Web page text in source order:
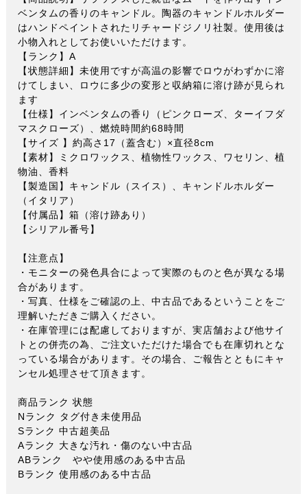
ベンタムの香りのキャンドル。陶器のキャンドルホルダー
はハンドペイントされたリチャードジノリ社製。使用後は
小物入れとしてお使いいただけます。
【ランク】A
【状態詳細】未使用ですが高温の影響でロウがわずかに溶
けてしまい、ロウに多少の変形と収納箱に溶け跡が見られ
ます
【仕様】インベンタムの香り（ピンクローズ、ターイフダ
マスクローズ）、燃焼時間約68時間
【サイズ 】約高さ17（蓋含む）×直径8cm
【素材】ミクロワックス、植物性ワックス、ワセリン、植
物油、香料
【製造国】キャンドル（スイス）、キャンドルホルダー
（イタリア）
【付属品】箱（溶け跡あり）
【シリアル番号】
【注意点】
・モニターの発色具合によって実際のものと色が異なる場
合があります。
・写真、仕様をご確認の上、中古品であるということをご
理解いただきご購入ください。
・在庫管理には配慮しておりますが、実店舗および他サイ
トとの併売の為、ご注文いただけた場合でも在庫切れとな
っている場合があります。その場合、ご報告とともにキャ
ンセル処理させて頂きます。
商品ランク 状態
Nランク タグ付き未使用品
Sランク 中古超美品
Aランク 大きな汚れ・傷のない中古品
ABランク やや使用感のある中古品
Bランク 使用感のある中古品